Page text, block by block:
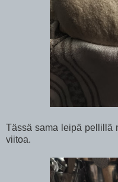
Tässä sama leipä pellillä
viitoa.